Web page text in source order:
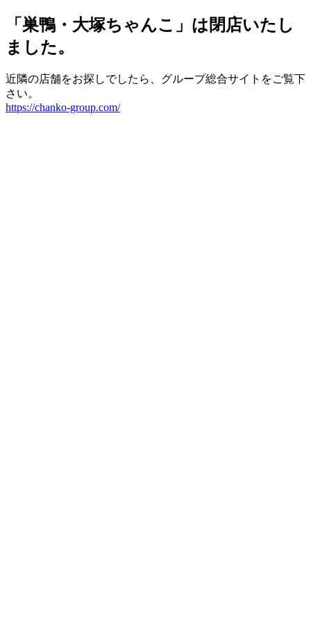
「巣鴨・大塚ちゃんこ」は閉店いたし
ました。
近隣の店舗をお探しでしたら、グループ総合サイトをご覧下
さい。
https://chanko-group.com/